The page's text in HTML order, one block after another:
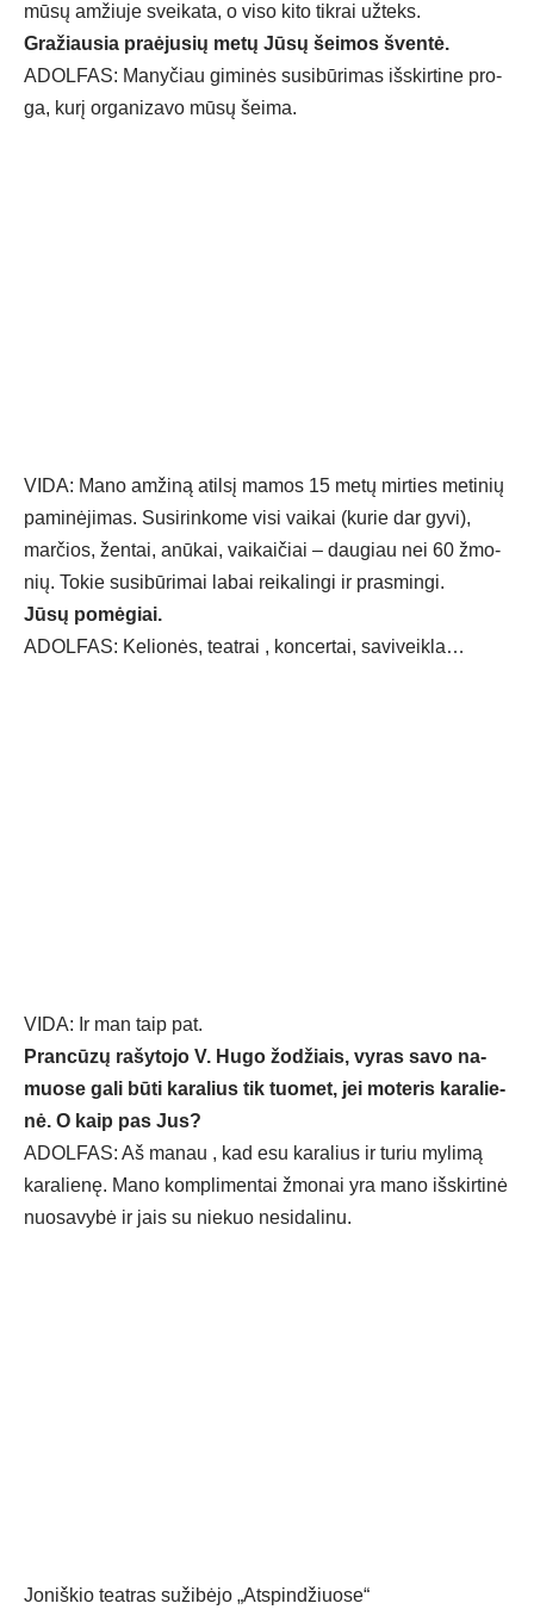
mū­sų am­žiu­je svei­ka­ta, o vi­so ki­to tik­rai už­teks.
Gra­žiau­sia praė­ju­sių me­tų Jū­sų šei­mos šven­tė.
ADOL­FAS: Ma­ny­čiau gi­mi­nės su­si­bū­ri­mas iš­skir­ti­ne pro­
ga, ku­rį or­ga­ni­za­vo mū­sų šei­ma.
VI­DA: Ma­no am­ži­ną atil­sį ma­mos 15 me­tų mir­ties me­ti­nių
pa­mi­nė­ji­mas. Su­si­rin­ko­me vi­si vai­kai (ku­rie dar gy­vi),
mar­čios, žen­tai, anū­kai, vai­kai­čiai – dau­giau nei 60 žmo­
nių. To­kie su­si­bū­ri­mai la­bai rei­ka­lin­gi ir pra­smin­gi.
Jū­sų po­mė­giai.
ADOL­FAS: Ke­lio­nės, teat­rai , kon­cer­tai, sa­vi­veik­la…
VI­DA: Ir man taip pat.
Pran­cū­zų ra­šy­to­jo V. Hu­go žo­džiais, vy­ras sa­vo na­
muo­se ga­li bū­ti ka­ra­lius tik tuo­met, jei mo­te­ris ka­ra­lie­
nė. O kaip pas Jus?
ADOL­FAS: Aš ma­nau , kad esu ka­ra­lius ir tu­riu my­li­mą
ka­ra­lie­nę. Ma­no komp­li­men­tai žmo­nai yra ma­no iš­skir­ti­nė
nuo­sa­vy­bė ir jais su nie­kuo ne­si­da­li­nu.
Joniškio teatras sužibėjo „Atspindžiuose“